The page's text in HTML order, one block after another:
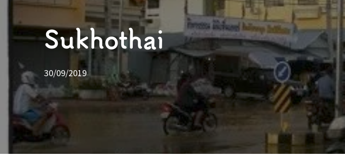
Sukhothai
30/09/2019